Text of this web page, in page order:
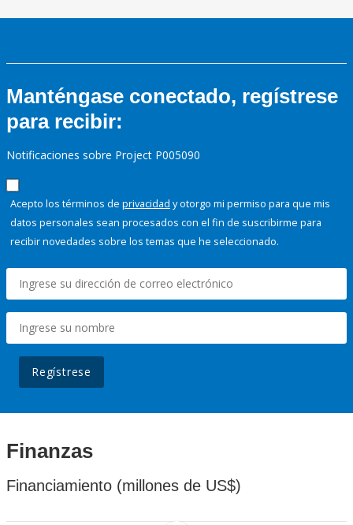
Manténgase conectado, regístrese
para recibir:
Notificaciones sobre Project P005090
Acepto los términos de privacidad y otorgo mi permiso para que mis
datos personales sean procesados con el fin de suscribirme para
recibir novedades sobre los temas que he seleccionado.
Regístrese
Finanzas
Financiamiento (millones de US$)